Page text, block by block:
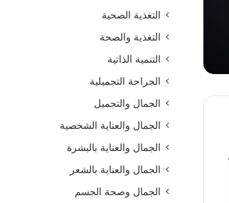
التغذية الصحية
التغذية والصحة
التنمية الذاتية
الجراحة التجميلية
الجمال والتجميل
الجمال والعناية الشخصية
الجمال والعناية بالبشرة
الجمال والعناية بالشعر
الجمال وصحة الجسم